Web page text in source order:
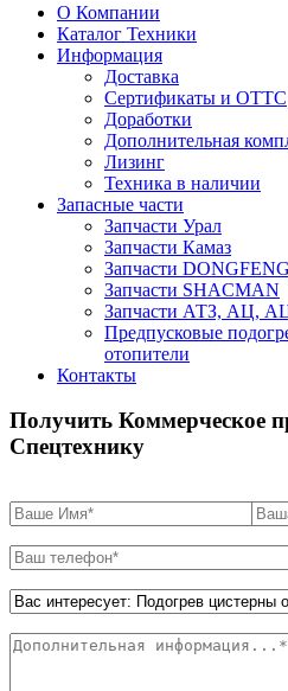
О Компании
Каталог Техники
Информация
Доставка
Сертификаты и ОТТС
Доработки
Дополнительная
Лизинг
Техника в наличии
Запасные части
Запчасти Урал
Запчасти Камаз
Запчасти DONGFENG
Запчасти SHACMAN
Запчасти АТЗ, АЦ,
Предпусковые
отопители
Контакты
Получить Коммерческое
Спецтехнику